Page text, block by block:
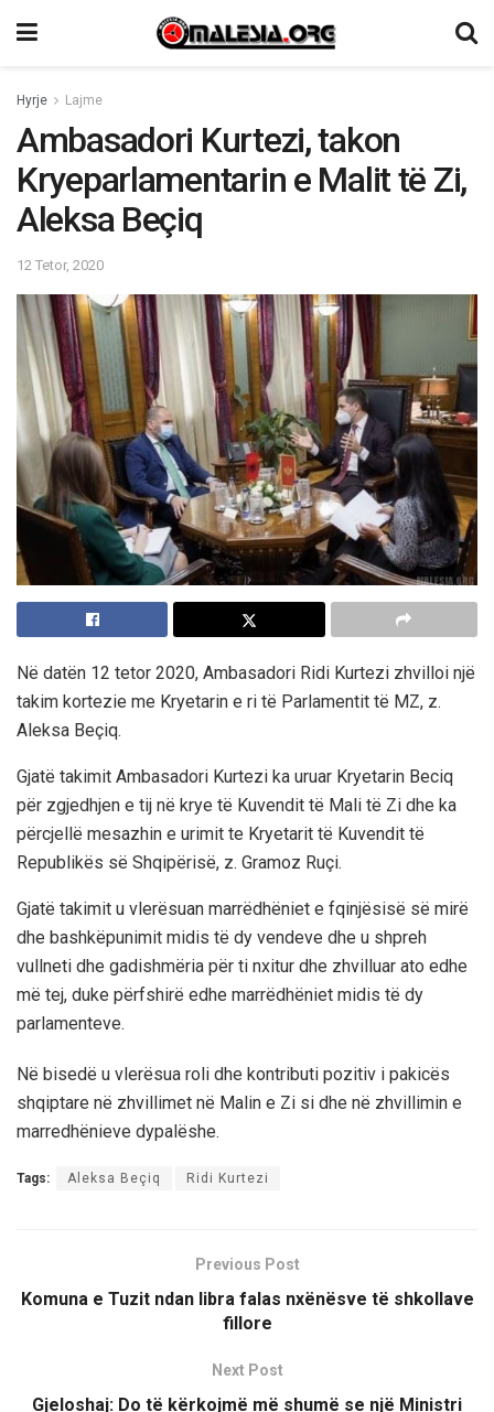
Hyrje Lajme
Ambasadori Kurtezi, takon
Kryeparlamentarin e Malit të Zi,
Aleksa Beçiq
12 Tetor, 2020
Në datën 12 tetor 2020, Ambasadori Ridi Kurtezi zhvilloi një
takim kortezie me Kryetarin e ri të Parlamentit të MZ, z.
Aleksa Beçiq.
Gjatë takimit Ambasadori Kurtezi ka uruar Kryetarin Beciq
për zgjedhjen e tij në krye të Kuvendit të Mali të Zi dhe ka
përcjellë mesazhin e urimit te Kryetarit të Kuvendit të
Republikës së Shqipërisë, z. Gramoz Ruçi.
Gjatë takimit u vlerësuan marrëdhëniet e fqinjësisë së mirë
dhe bashkëpunimit midis të dy vendeve dhe u shpreh
vullneti dhe gadishmëria për ti nxitur dhe zhvilluar ato edhe
më tej, duke përfshirë edhe marrëdhëniet midis të dy
parlamenteve.
Në bisedë u vlerësua roli dhe kontributi pozitiv i pakicës
shqiptare në zhvillimet në Malin e Zi si dhe në zhvillimin e
marredhënieve dypalëshe.
Tags: Aleksa Beçiq Ridi Kurtezi
Previous Post
Komuna e Tuzit ndan libra falas nxënësve të shkollave
fillore
Next Post
Gjeloshaj: Do të kërkojmë më shumë se një Ministri